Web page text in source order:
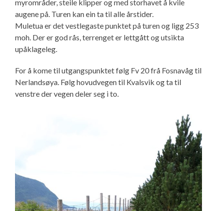
myrområder, steile klipper og med storhavet å kvile
augene på. Turen kan ein ta til alle årstider.
Muletua er det vestlegaste punktet på turen og ligg 253
moh. Der er god rås, terrenget er lettgått og utsikta
upåklageleg.
For å kome til utgangspunktet følg Fv 20 frå Fosnavåg til
Nerlandsøya. Følg hovudvegen til Kvalsvik og ta til
venstre der vegen deler seg i to.